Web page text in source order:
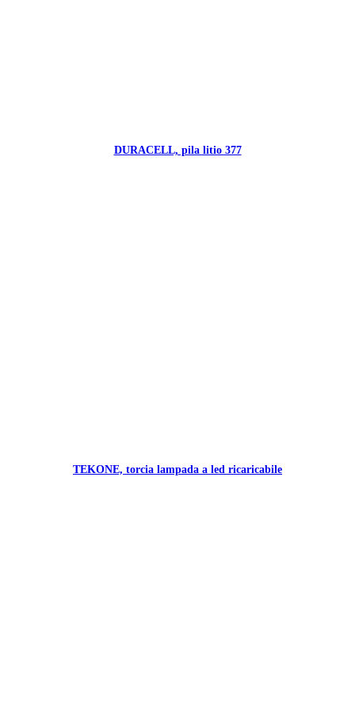
DURACELL, pila litio 377
TEKONE, torcia lampada a led ricaricabile